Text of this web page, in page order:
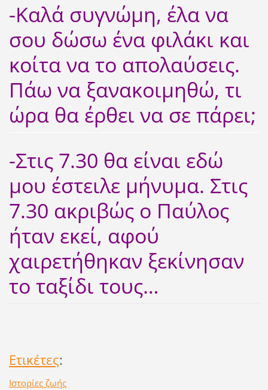
-Καλά συγνώμη, έλα να
σου δώσω ένα φιλάκι και
κοίτα να το απολαύσεις.
Πάω να ξανακοιμηθώ, τι
ώρα θα έρθει να σε πάρει;
-Στις 7.30 θα είναι εδώ
μου έστειλε μήνυμα. Στις
7.30 ακριβώς ο Παύλος
ήταν εκεί, αφού
χαιρετήθηκαν ξεκίνησαν
το ταξίδι τους…
Ετικέτες:
Ιστορίες ζωής